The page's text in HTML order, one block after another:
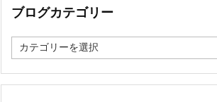
ブログカテゴリー
ロ
カ